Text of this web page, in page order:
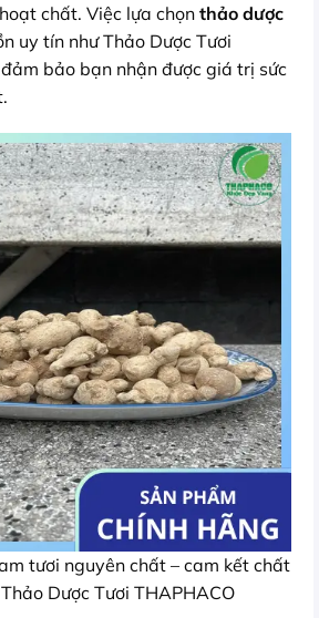
chất. Việc lựa chọn thảo dược
uy tín như Thảo Dược Tươi
bảo bạn nhận được giá trị sức
tươi nguyên chất – cam kết chất
Dược Tươi THAPHACO